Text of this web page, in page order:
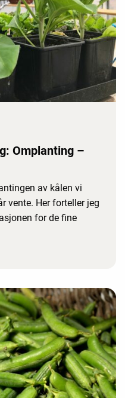
Omplanting –
av kålen vi
vente. Her forteller jeg
for de fine